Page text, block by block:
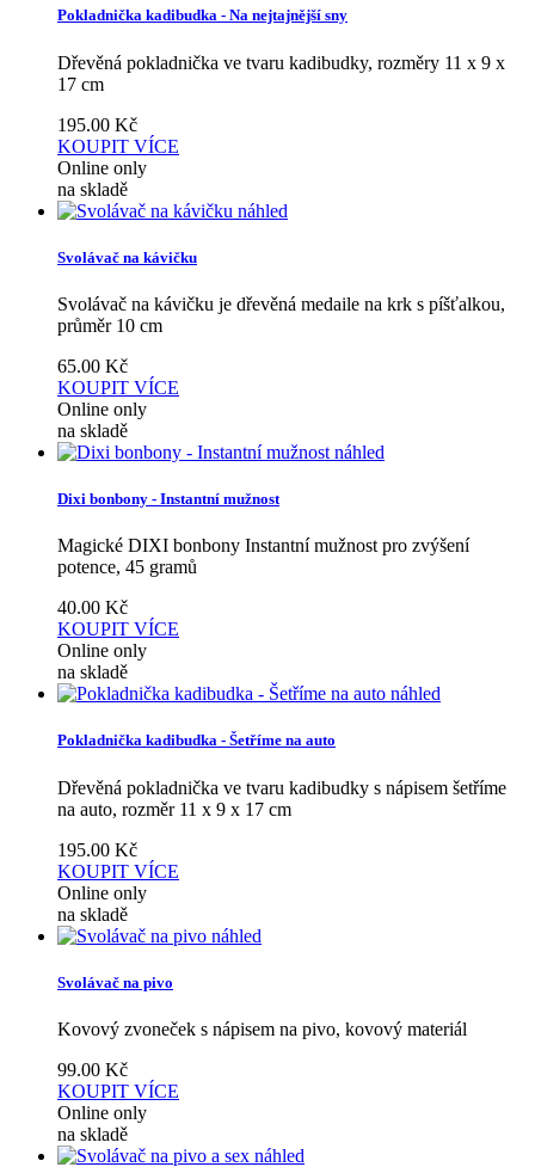
Pokladnička kadibudka - Na nejtajnější sny
Dřevěná pokladnička ve tvaru kadibudky, rozměry 11 x 9 x
17 cm
195.00 Kč
KOUPIT VÍCE
Online only
na skladě
náhled
Svolávač na kávičku
Svolávač na kávičku je dřevěná medaile na krk s píšťalkou,
průměr 10 cm
65.00 Kč
KOUPIT VÍCE
Online only
na skladě
náhled
Dixi bonbony - Instantní mužnost
Magické DIXI bonbony Instantní mužnost pro zvýšení
potence, 45 gramů
40.00 Kč
KOUPIT VÍCE
Online only
na skladě
náhled
Pokladnička kadibudka - Šetříme na auto
Dřevěná pokladnička ve tvaru kadibudky s nápisem šetříme
na auto, rozměr 11 x 9 x 17 cm
195.00 Kč
KOUPIT VÍCE
Online only
na skladě
náhled
Svolávač na pivo
Kovový zvoneček s nápisem na pivo, kovový materiál
99.00 Kč
KOUPIT VÍCE
Online only
na skladě
náhled